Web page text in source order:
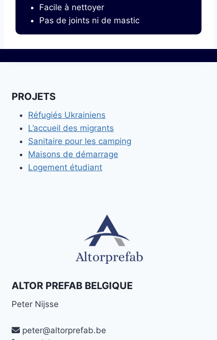
Facile à nettoyer
Pas de joints ni de mastic
PROJETS
Réfugiés Ukrainiens
L’accueil des migrants
Sanitaire pour les camping
Maisons de démarrage
Logement étudiant
ALTOR PREFAB BELGIQUE
Peter Nijsse
peter@altorprefab.be